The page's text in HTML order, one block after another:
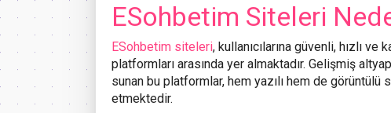
ESohbetim Siteleri
ESohbetim siteleri, kullanıcılarına güvenli, hızlı
platformları arasında yer almaktadır. Gelişmiş
sunan bu platformlar, hem yazılı hem de
etmektedir.